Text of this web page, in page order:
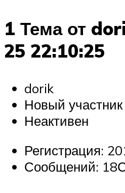
1 Тема от
25 22:10:25
dorik
Новый участник
Неактивен
Регистрация:
Сообщений: